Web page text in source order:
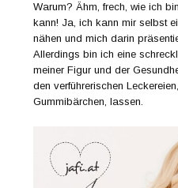
Warum? Ähm, frech, wie ich
kann! Ja, ich kann mir selbst
nähen und mich darin
Allerdings bin ich eine
meiner Figur und der
den verführerischen
Gummibärchen, lassen.